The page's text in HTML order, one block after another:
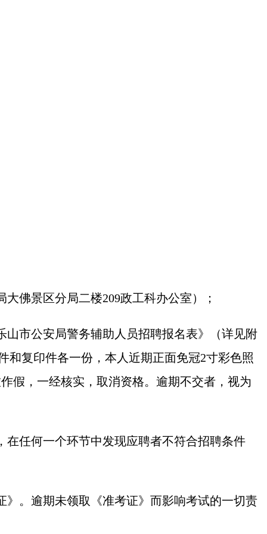
佛景区分局二楼209政工科办公室）；
市公安局警务辅助人员招聘报名表》（详见附
和复印件各一份，本人近期正面免冠2寸彩色照
假，一经核实，取消资格。逾期不交者，视为
任何一个环节中发现应聘者不符合招聘条件
。逾期未领取《准考证》而影响考试的一切责